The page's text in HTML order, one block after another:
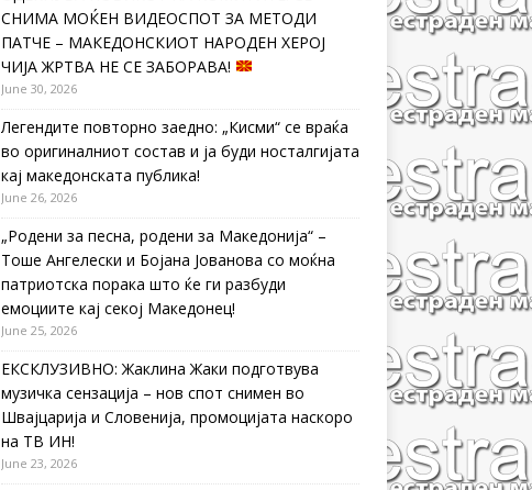
СНИМА МОЌЕН ВИДЕОСПОТ ЗА МЕТОДИ
ПАТЧЕ – МАКЕДОНСКИОТ НАРОДЕН ХЕРОЈ
ЧИЈА ЖРТВА НЕ СЕ ЗАБОРАВА!
June 30, 2026
Легендите повторно заедно: „Кисми“ се враќа
во оригиналниот состав и ја буди носталгијата
кај македонската публика!
June 26, 2026
„Родени за песна, родени за Македонија“ –
Тоше Ангелески и Бојана Јованова со моќна
патриотска порака што ќе ги разбуди
емоциите кај секој Македонец!
June 25, 2026
ЕКСКЛУЗИВНО: Жаклина Жаки подготвува
музичка сензација – нов спот снимен во
Швајцарија и Словенија, промоцијата наскоро
на ТВ ИН!
June 23, 2026